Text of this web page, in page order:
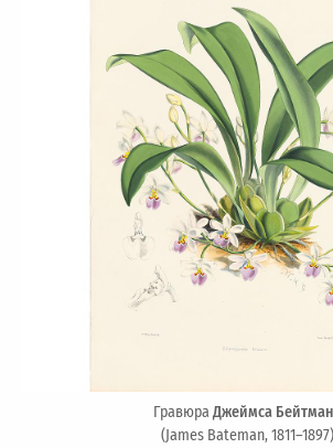
ГравюраДжеймса
(James Bateman, 1811–1897)